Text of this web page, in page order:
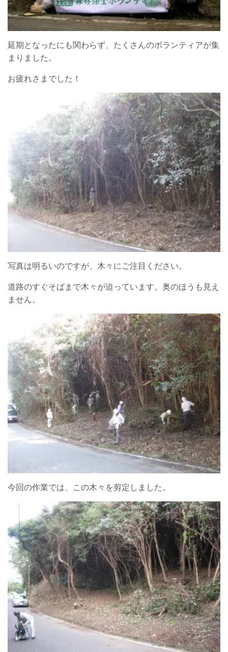
延期となったにも関わらず、たくさんのボランティアが集
まりました。
お疲れさまでした！
写真は明るいのですが、木々にご注目ください。
道路のすぐそばまで木々が迫っています。奥のほうも見え
ません。
今回の作業では、この木々を剪定しました。